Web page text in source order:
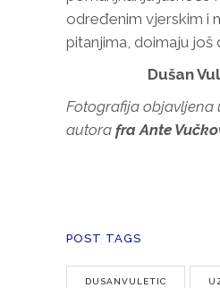
određenim vjerskim i
pitanjima, doimaju još
Dušan
Fotografija objavljena
autora fra Ante
POST TAGS
DUSANVULETIC